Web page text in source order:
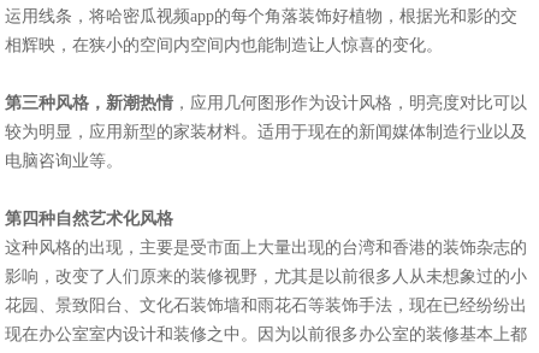
运用线条，将哈密瓜视频app的每个角落装饰好植物，根据光和影的交
相辉映，在狭小的空间内空间内也能制造让人惊喜的变化。
第三种风格，新潮热情 ，应用几何图形作为设计风格，明亮度对比可以
较为明显，应用新型的家装材料。适用于现在的新闻媒体制造行业以及
电脑咨询业等。
第四种自然艺术化风格
这种风格的出现，主要是受市面上大量出现的台湾和香港的装饰杂志的
影响，改变了人们原来的装修视野，尤其是以前很多人从未想象过的小
花园、景致阳台、文化石装饰墙和雨花石等装饰手法，现在已经纷纷出
现在办公室室内设计和装修之中。因为以前很多办公室的装修基本上都